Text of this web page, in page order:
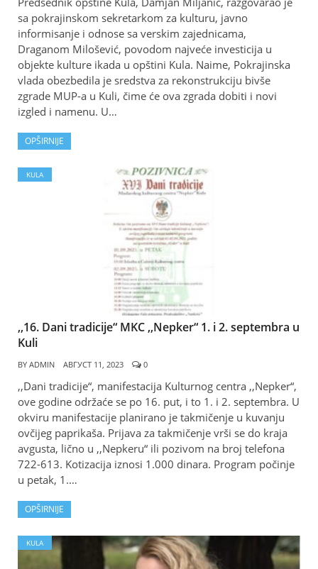
sa pokrajinskom sekretarkom za kulturu, javno
informisanje i odnose sa verskim zajednicama,
Draganom Milošević, povodom najveće investicija u
objekte kulture ikada u opštini Kula. Naime, Pokrajinska
vlada obezbedila je sredstva za rekonstrukciju bivše
zgrade MUP-a u Kuli, čime će ova zgrada dobiti i novi
izgled i namenu. U…
OPŠIRNIJE
KULA
,,16. Dani tradicije“ MKC ,,Nepker“ 1. i 2. septembra u
Kuli
BY ADMIN АВГУСТ 11, 2023 0
,,Dani tradicije“, manifestacija Kulturnog centra ,,Nepker“,
ove godine održaće se po 16. put, i to 1. i 2. septembra. U
okviru manifestacije planirano je takmičenje u kuvanju
ovčijeg paprikaša. Prijava za takmičenje vrši se do kraja
avgusta, lično u ,,Nepkeru“ ili pozivom na broj telefona
722-613. Kotizacija iznosi 1.000 dinara. Program počinje
u petak, 1.…
OPŠIRNIJE
KULA